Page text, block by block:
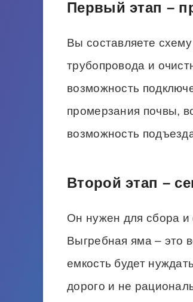
Первый этап –
Вы составляете
трубопровода и
возможность
промерзания почвы,
возможность
Второй этап –
Он нужен для сбора и
Выгребная яма – это
емкость будет
дорого и не